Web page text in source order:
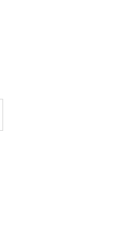
Twitter)
par email